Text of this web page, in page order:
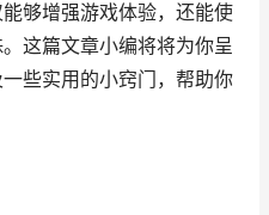
够增强游戏体验，还能使
这篇文章小编将将为你呈
些实用的小窍门，帮助你